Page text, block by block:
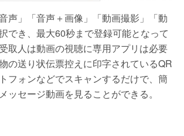
声」「音声＋画像」「動画撮影」「動
でき、最大60秒まで登録可能となって
取人は動画の視聴に専用アプリは必要
の送り状伝票控えに印字されているQR
フォンなどでスキャンするだけで、簡
ッセージ動画を見ることができる。